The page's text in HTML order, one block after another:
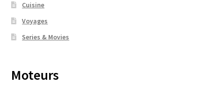
Cuisine
Voyages
Series & Movies
Moteurs